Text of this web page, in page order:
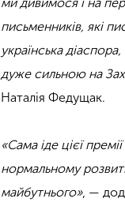
письменників, які
українська
дуже сильною на
Наталія Федущак.
«Сама іде цієї
нормальному
майбутнього», —